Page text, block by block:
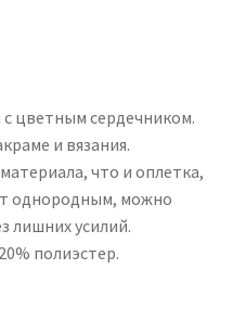
цветным сердечником.
и вязания.
что и оплетка,
однородным, можно
лишних усилий.
полиэстер.